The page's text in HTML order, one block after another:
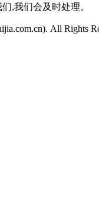
,我们会及时处理。
All Rights